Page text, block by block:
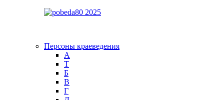
Персоны краеведения
А
T
Б
В
Г